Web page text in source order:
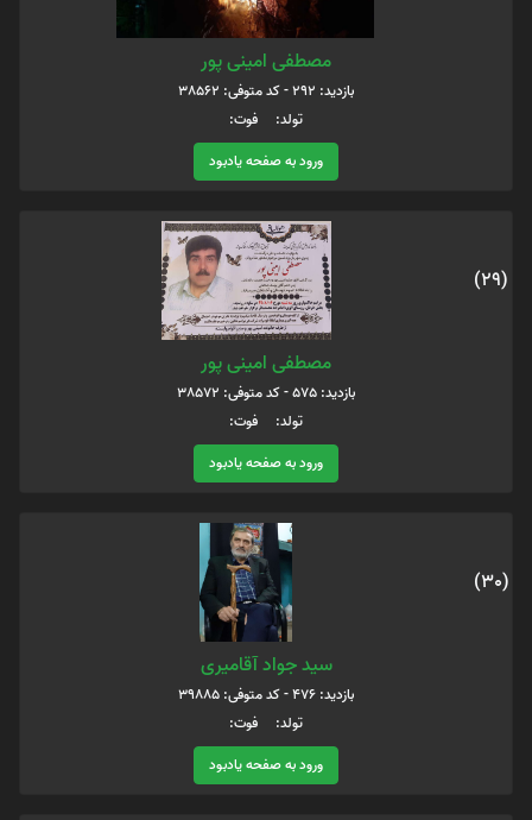
مصطفی امینی پور
بازدید: 292 - کد متوفی: 38562
تولد: فوت:
ورود به صفحه یادبود
(29)
مصطفی امینی پور
بازدید: 575 - کد متوفی: 38572
تولد: فوت:
ورود به صفحه یادبود
(30)
سید جواد آقامیری
بازدید: 476 - کد متوفی: 39885
تولد: فوت:
ورود به صفحه یادبود